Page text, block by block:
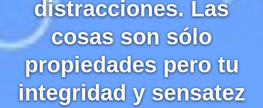
distracciones. Las
cosas son sólo
propiedades pero tu
integridad y sensatez